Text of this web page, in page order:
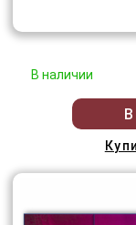
В наличии